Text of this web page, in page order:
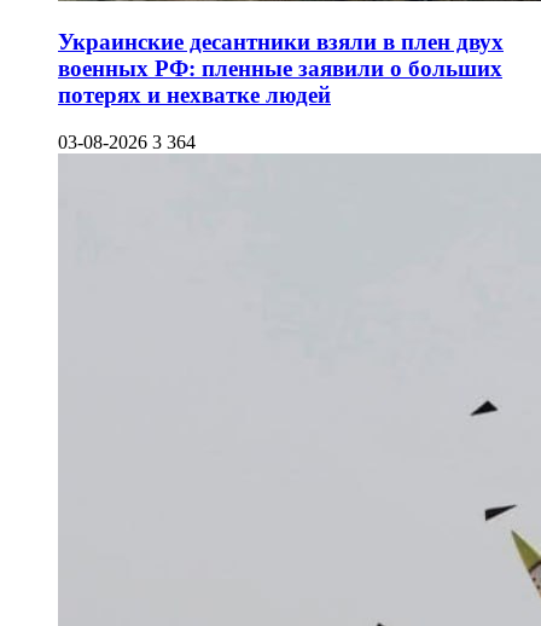
Украинские десантники взяли в плен двух
военных РФ: пленные заявили о больших
потерях и нехватке людей
03-08-2026 3 364